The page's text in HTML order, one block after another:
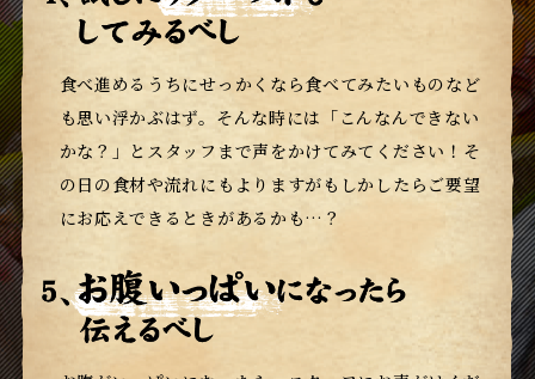
食べ進めるうちにせっかくなら食べてみたいものなど
も思い浮かぶはず。 そんな時には「こんなんできない
かな？」とスタッフまで声をかけてみてください！ そ
の日の食材や流れにもよりますがもしかしたらご要望
にお応えできるときがあるかも…？